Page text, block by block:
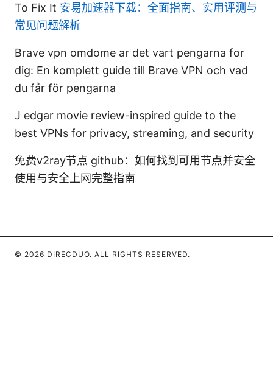
To Fix It 安易加速器下载：全面指南、实用评测与
常见问题解析
Brave vpn omdome ar det vart pengarna for
dig: En komplett guide till Brave VPN och vad
du får för pengarna
J edgar movie review-inspired guide to the
best VPNs for privacy, streaming, and security
免费v2ray节点 github：如何找到可用节点并安全
使用与安全上网完整指南
© 2026 DIRECDUO. ALL RIGHTS RESERVED.